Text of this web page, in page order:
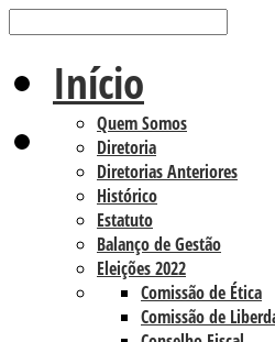
Início
Quem Somos
Diretoria
Diretorias Anteriores
Histórico
Estatuto
Balanço de Gestão
Eleições 2022
Comissão de Ética
Comissão de